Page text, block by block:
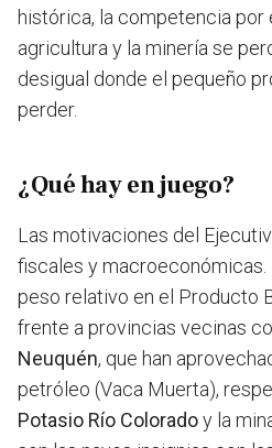
histórica, la competencia por
agricultura y la minería se
desigual donde el pequeño
perder.
¿Qué hay en juego?
Las motivaciones del
fiscales y macroeconómicas.
peso relativo en el Producto
frente a provincias vecinas
Neuquén, que han
petróleo (Vaca Muerta),
Potasio Río Coloradoy la